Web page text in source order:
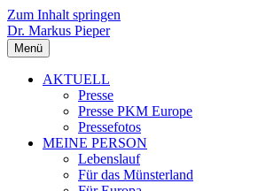
Zum Inhalt springen
Dr. Markus Pieper
Menü
AKTUELL
Presse
Presse PKM Europe
Pressefotos
MEINE PERSON
Lebenslauf
Für das Münsterland